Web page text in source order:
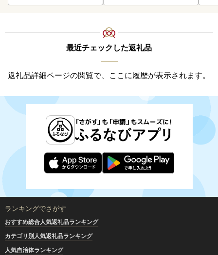
最近チェックした返礼品
返礼品詳細ページの閲覧で、ここに履歴が表示されます。
ランキングでさがす
おすすめ総合人気返礼品ランキング
カテゴリ別人気返礼品ランキング
人気自治体ランキング